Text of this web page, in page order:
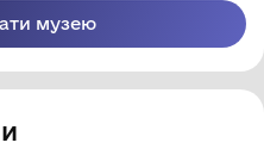
музею